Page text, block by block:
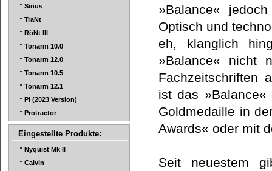
Sinus
TraNt
RöNt III
Tonarm 10.0
Tonarm 12.0
Tonarm 10.5
Tonarm 12.1
Pi (2023 Version)
Protractor
Eingestellte Produkte:
Nyquist Mk II
Calvin
»Balance«
Optisch und
eh, klanglich
»Balance« nicht
Fachzeitschriften
ist das
Goldmedaille in
Awards« oder mit
Seit neuestem